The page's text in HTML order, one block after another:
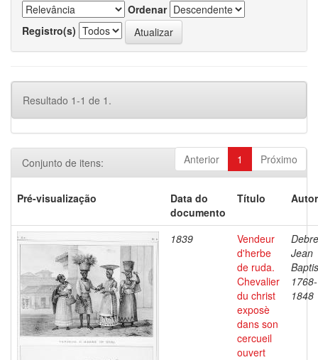
Ordenar
Registro(s)
Resultado 1-1 de 1.
Anterior 1 Próximo
Conjunto de itens:
Pré-visualização
Data do
documento
Título
1839
Vendeur
d'herbe
de ruda.
Chevalier
du christ
exposè
dans son
cercueil
ouvert
Jean
1768-
1848